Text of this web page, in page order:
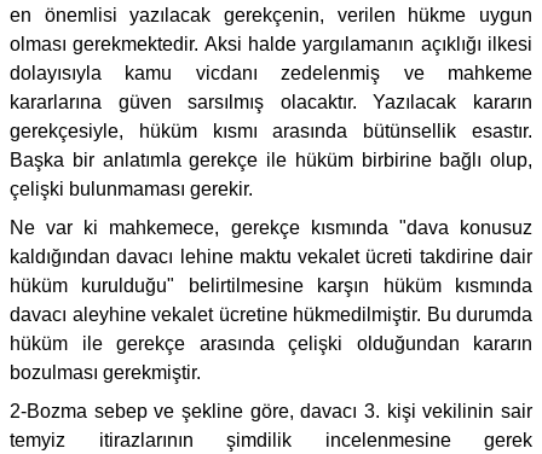
en önemlisi yazılacak gerekçenin, verilen hükme uygun
olması gerekmektedir. Aksi halde yargılamanın açıklığı ilkesi
dolayısıyla kamu vicdanı zedelenmiş ve mahkeme
kararlarına güven sarsılmış olacaktır. Yazılacak kararın
gerekçesiyle, hüküm kısmı arasında bütünsellik esastır.
Başka bir anlatımla gerekçe ile hüküm birbirine bağlı olup,
çelişki bulunmaması gerekir.
Ne var ki mahkemece, gerekçe kısmında "dava konusuz
kaldığından davacı lehine maktu vekalet ücreti takdirine dair
hüküm kurulduğu" belirtilmesine karşın hüküm kısmında
davacı aleyhine vekalet ücretine hükmedilmiştir. Bu durumda
hüküm ile gerekçe arasında çelişki olduğundan kararın
bozulması gerekmiştir.
2-Bozma sebep ve şekline göre, davacı 3. kişi vekilinin sair
temyiz itirazlarının şimdilik incelenmesine gerek